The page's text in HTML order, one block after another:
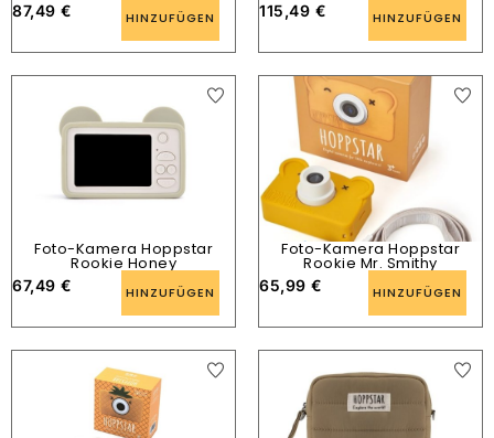
87,49 € HINZUFÜGEN 115,49 € HINZUFÜGEN
Foto-Kamera Hoppstar
Rookie Honey
67,49 € HINZUFÜGEN
Foto-Kamera Hoppstar
Rookie Mr. Smithy
65,99 € HINZUFÜGEN